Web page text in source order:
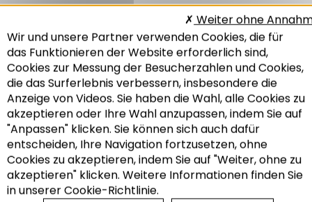
Recherche
STÄRKUNG DER
KOOPERATION
ZWISCHEN DEN
GROSSRÄUMEN S
TRASSBURG UND KARL
SRUHE
Herausforderungen und
perspektiven für einen
metropolraum Straßburg
Karlsruhe
06/2021
Grenzüberschreitendes
Wir und unsere Partner verwenden Cookies, die für
das Funktionieren der Website erforderlich sind,
Cookies zur Messung der Besucherzahlen und Cookies,
die das Surferlebnis verbessern, insbesondere die
Anzeige von Videos. Sie haben die Wahl, alle Cookies zu
akzeptieren oder Ihre Wahl anzupassen, indem Sie auf
"Anpassen" klicken. Sie können sich auch dafür
entscheiden, Ihre Navigation fortzusetzen, ohne
Cookies zu akzeptieren, indem Sie auf "Weiter, ohne zu
akzeptieren" klicken. Weitere Informationen finden Sie
in unserer Cookie-Richtlinie.
Weiter ohne